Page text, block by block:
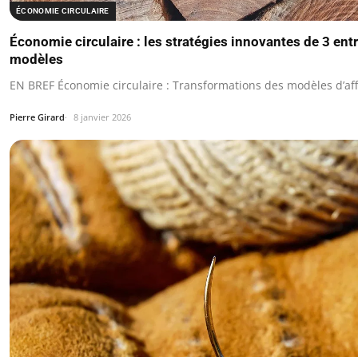
ÉCONOMIE CIRCULAIRE
Économie circulaire : les stratégies innovantes de 3
modèles
EN BREF Économie circulaire : Transformations des modèles
Pierre Girard 8 janvier 2026